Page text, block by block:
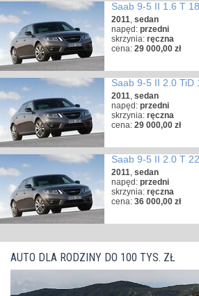
Saab 9-5 II 1.6 T
2011, sedan
napęd: przedni
skrzynia: ręczna
cena: 29 000,00 zł
Saab 9-5 II 2.0 TiD
2011, sedan
napęd: przedni
skrzynia: ręczna
cena: 29 000,00 zł
Saab 9-5 II 2.0 T
2011, sedan
napęd: przedni
skrzynia: ręczna
cena: 36 000,00 zł
AUTO DLA RODZINY DO 100 TYS. ZŁ